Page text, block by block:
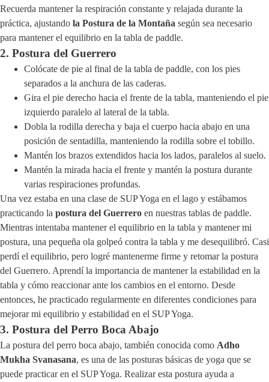
Recuerda mantener la respiración constante y relajada durante la
práctica, ajustando la Postura de la Montaña según sea necesario
para mantener el equilibrio en la tabla de paddle.
2. Postura del Guerrero
Colócate de pie al final de la tabla de paddle, con los pies
separados a la anchura de las caderas.
Gira el pie derecho hacia el frente de la tabla, manteniendo el pie
izquierdo paralelo al lateral de la tabla.
Dobla la rodilla derecha y baja el cuerpo hacia abajo en una
posición de sentadilla, manteniendo la rodilla sobre el tobillo.
Mantén los brazos extendidos hacia los lados, paralelos al suelo.
Mantén la mirada hacia el frente y mantén la postura durante
varias respiraciones profundas.
Una vez estaba en una clase de SUP Yoga en el lago y estábamos
practicando la postura del Guerrero en nuestras tablas de paddle.
Mientras intentaba mantener el equilibrio en la tabla y mantener mi
postura, una pequeña ola golpeó contra la tabla y me desequilibró. Casi
perdí el equilibrio, pero logré mantenerme firme y retomar la postura
del Guerrero. Aprendí la importancia de mantener la estabilidad en la
tabla y cómo reaccionar ante los cambios en el entorno. Desde
entonces, he practicado regularmente en diferentes condiciones para
mejorar mi equilibrio y estabilidad en el SUP Yoga.
3. Postura del Perro Boca Abajo
La postura del perro boca abajo, también conocida como Adho
Mukha Svanasana, es una de las posturas básicas de yoga que se
puede practicar en el SUP Yoga. Realizar esta postura ayuda a